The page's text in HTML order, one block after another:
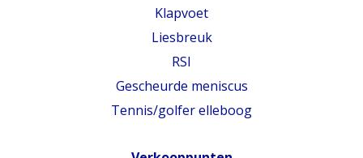
Klapvoet
Liesbreuk
RSI
Gescheurde meniscus
Tennis/golfer elleboog